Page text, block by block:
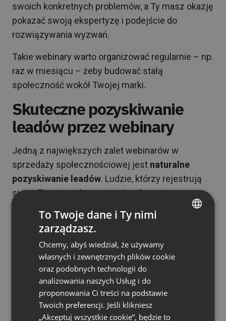
swoich konkretnych problemów, a Ty masz okazję
pokazać swoją ekspertyzę i podejście do
rozwiązywania wyzwań.
Takie webinary warto organizować regularnie – np.
raz w miesiącu – żeby budować stałą
społeczność wokół Twojej marki.
Skuteczne pozyskiwanie
leadów przez webinary
Jedną z największych zalet webinarów w
sprzedaży społecznościowej jest naturalne
pozyskiwanie leadów. Ludzie, którzy rejestrują
się na Twoje wydarzenia, już wykazują
Nasz rekordzista pozyskał 6108 leadów w
ramach jednego webinaru!Ale nawet jeśli Twoje
wydarzenia będą mniejsze, systematyczne
działania przynoszą świetne rezultaty. Marketerzy
organizujący regularne webinary średnio
gromadzą ponad 52 uczestników na wydarzenie.
FRENCH
RUSSIAN
SPANISH
To Twoje dane i Ty nimi
zarządzasz.
Chcemy, abyś wiedział, że używamy
własnych i zewnętrznych plików cookie
oraz podobnych technologii do
analizowania naszych Usług i do
proponowania Ci treści na podstawie
Twoich preferencji. Jeśli klikniesz
„Akceptuj wszystkie cookie”, będzie to